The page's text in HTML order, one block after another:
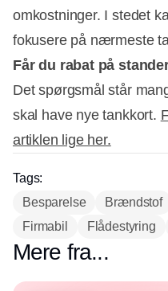
omkostninger. I stedet
fokusere på nærmeste
Får du rabat på
Det spørgsmål står
skal have nye tankkort.
artiklen lige her.
Tags:
Besparelse
Brændstof
Firmabil
Flådestyring
Mere fra...